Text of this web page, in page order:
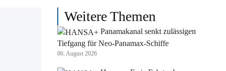
Weitere Themen
Panamakanal senkt zulässigen
Tiefgang für Neo-Panamax-Schiffe
06. August 2026